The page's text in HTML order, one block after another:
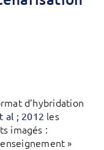
d’hybridation
al ; 2012 les
imagés :
»